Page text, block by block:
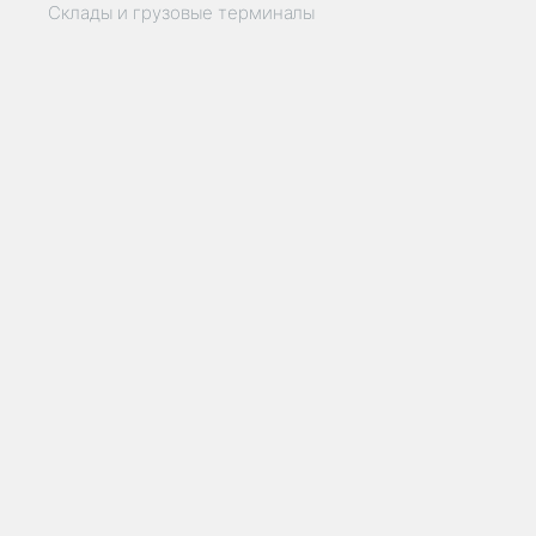
Склады и грузовые терминалы